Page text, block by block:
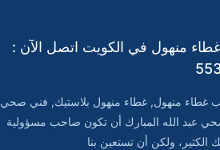
منهول في الكويت اتصل الآن :
غطاء منهول, غطاء منهول بلاستيك, فني صحي
عبد الله المبارك أن تكون صاحب مسؤولية
الكثير، ولكن أن تستعين بنا